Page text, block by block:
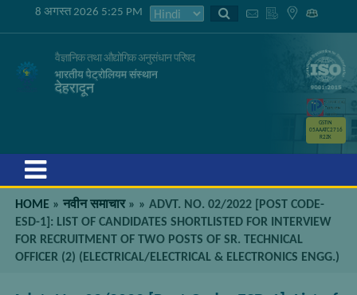
8 अगस्त 2026 5:25 PM
वैज्ञानिक तथा औद्योगिक अनुसंधान परिषद
भारतीय पेट्रोलियम संस्थान
देहरादून
GSTIN
05AAATC2716
R2ZK
HOME »नवीन समाचार» »ADVT. NO. 02/2022 [POST CODE-
ESD-1]: LIST OF CANDIDATES SHORTLISTED FOR INTERVIEW
FOR RECRUITMENT OF TWO POSTS OF SR. TECHNICAL
OFFICER (2) (ELECTRICAL/ELECTRICAL & ELECTRONICS ENGG.)